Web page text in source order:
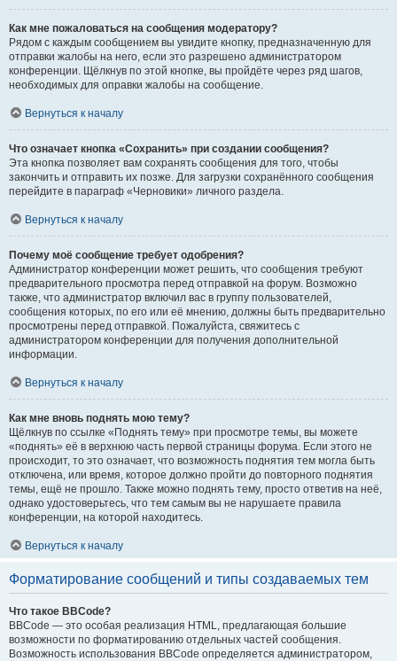
Как мне пожаловаться на сообщения модератору?
Рядом с каждым сообщением вы увидите кнопку, предназначенную для
отправки жалобы на него, если это разрешено администратором
конференции. Щёлкнув по этой кнопке, вы пройдёте через ряд шагов,
необходимых для оправки жалобы на сообщение.
Вернуться к началу
Что означает кнопка «Сохранить» при создании сообщения?
Эта кнопка позволяет вам сохранять сообщения для того, чтобы
закончить и отправить их позже. Для загрузки сохранённого сообщения
перейдите в параграф «Черновики» личного раздела.
Вернуться к началу
Почему моё сообщение требует одобрения?
Администратор конференции может решить, что сообщения требуют
предварительного просмотра перед отправкой на форум. Возможно
также, что администратор включил вас в группу пользователей,
сообщения которых, по его или её мнению, должны быть предварительно
просмотрены перед отправкой. Пожалуйста, свяжитесь с
администратором конференции для получения дополнительной
информации.
Вернуться к началу
Как мне вновь поднять мою тему?
Щёлкнув по ссылке «Поднять тему» при просмотре темы, вы можете
«поднять» её в верхнюю часть первой страницы форума. Если этого не
происходит, то это означает, что возможность поднятия тем могла быть
отключена, или время, которое должно пройти до повторного поднятия
темы, ещё не прошло. Также можно поднять тему, просто ответив на неё,
однако удостоверьтесь, что тем самым вы не нарушаете правила
конференции, на которой находитесь.
Вернуться к началу
Форматирование сообщений и типы создаваемых тем
Что такое BBCode?
BBCode — это особая реализация HTML, предлагающая большие
возможности по форматированию отдельных частей сообщения.
Возможность использования BBCode определяется администратором,